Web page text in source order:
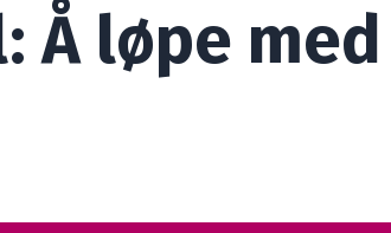
Å løpe